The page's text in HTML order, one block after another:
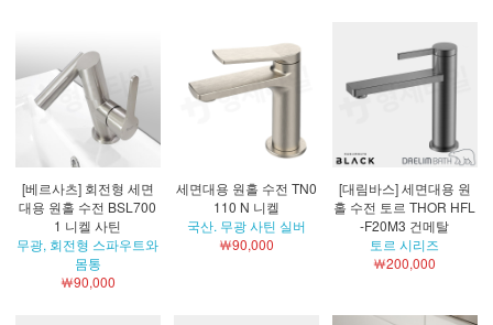
[베르사츠] 회전형 세면
대용 원홀 수전 BSL700
1 니켈 사틴
무광, 회전형 스파우트와
몸통
￦90,000
세면대용 원홀 수전 TN0
110 N 니켈
국산. 무광 사틴 실버
￦90,000
[대림바스] 세면대용 원
홀 수전 토르 THOR HFL
-F20M3 건메탈
토르 시리즈
￦200,000